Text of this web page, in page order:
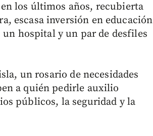
los últimos años, recubierta
escasa inversión en educación
hospital y un par de desfiles
un rosario de necesidades
a quién pedirle auxilio
públicos, la seguridad y la